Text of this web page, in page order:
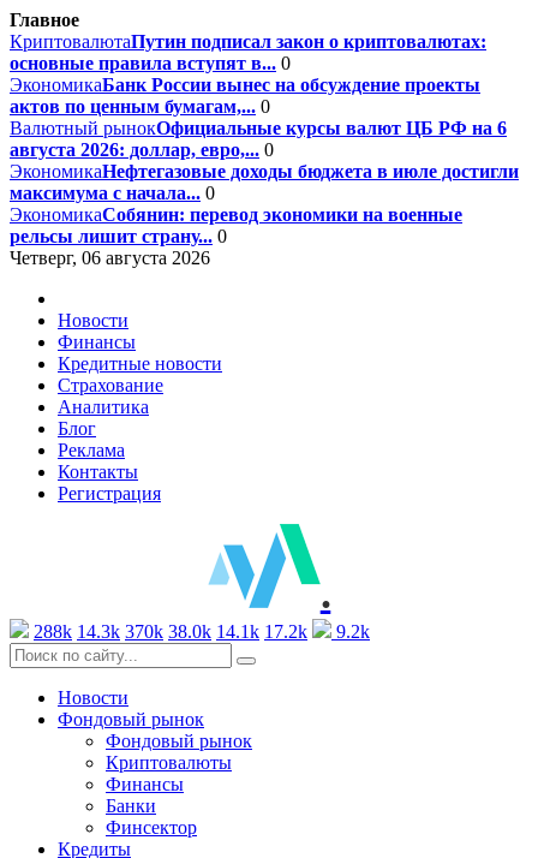
Главное
КриптовалютаПутин подписал закон о криптовалютах:
основные правила вступят в... 0
ЭкономикаБанк России вынес на обсуждение проекты
актов по ценным бумагам,... 0
Валютный рынокОфициальные курсы валют ЦБ РФ на 6
августа 2026: доллар, евро,... 0
ЭкономикаНефтегазовые доходы бюджета в июле достигли
максимума с начала... 0
ЭкономикаСобянин: перевод экономики на военные
рельсы лишит страну... 0
Четверг, 06 августа 2026
Новости
Финансы
Кредитные новости
Страхование
Аналитика
Блог
Реклама
Контакты
Регистрация
.
288k 14.3k 370k 38.0k 14.1k 17.2k 9.2k
Новости
Фондовый рынок
Фондовый рынок
Криптовалюты
Финансы
Банки
Финсектор
Кредиты